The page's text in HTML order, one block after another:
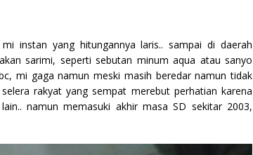
instan yang hitungannya laris.. sampai di daerah
sarimi, seperti sebutan minum aqua atau sanyo
mi gaga namun meski masih beredar namun tidak
rakyat yang sempat merebut perhatian karena
namun memasuki akhir masa SD sekitar 2003,